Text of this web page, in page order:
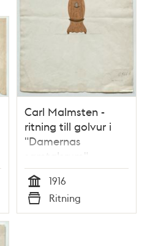
Carl Malmsten -
ritning till golvur i
"Damernas
samtalsrum",
Stadshuset
Tid
1916
Typ
Ritning